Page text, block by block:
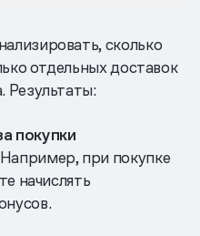
сколько
отдельных доставок
Результаты:
покупки
Например, при покупке
начислять